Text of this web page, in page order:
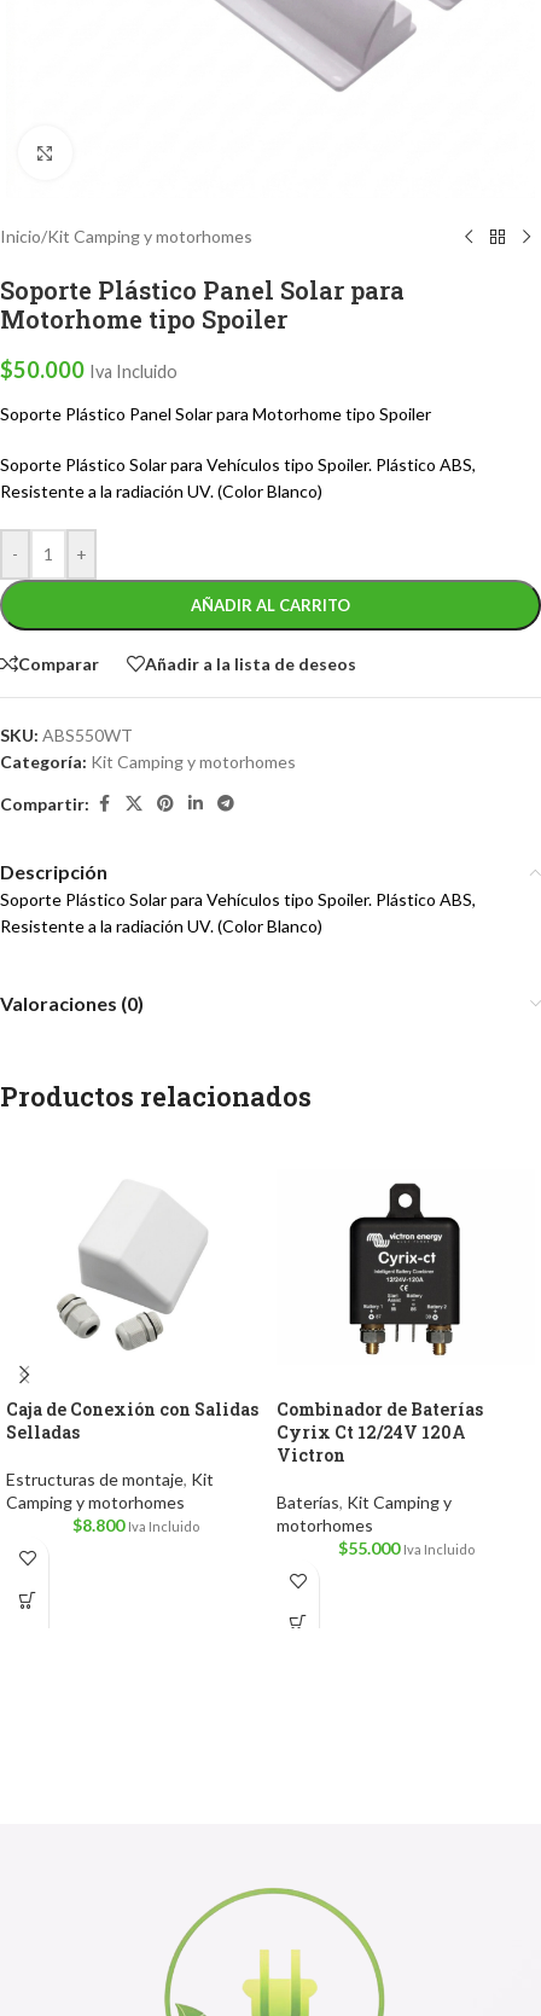
Inicio/Kit Camping y motorhomes
Soporte Plástico Panel Solar para
Motorhome tipo Spoiler
$50.000 Iva Incluido
Soporte Plástico Panel Solar para Motorhome tipo Spoiler
Soporte Plástico Solar para Vehículos tipo Spoiler. Plástico ABS,
Resistente a la radiación UV. (Color Blanco)
- +
AÑADIR AL CARRITO
Comparar Añadir a la lista de deseos
SKU: ABS550WT
Categoría: Kit Camping y motorhomes
Compartir:
Descripción
Soporte Plástico Solar para Vehículos tipo Spoiler. Plástico ABS,
Resistente a la radiación UV. (Color Blanco)
Valoraciones (0)
Productos relacionados
Caja de Conexión con Salidas
Selladas
Estructuras de montaje, Kit
Camping y motorhomes
$8.800 Iva Incluido
Combinador de Baterías
Cyrix Ct 12/24V 120A
Victron
Baterías, Kit Camping y
motorhomes
$55.000 Iva Incluido